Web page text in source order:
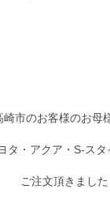
崎市のお客様のお母
タ・アクア・S-スタ
ご注文頂きました